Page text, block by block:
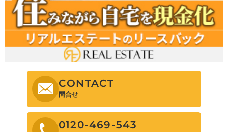
CONTACT
問合せ
0120-469-543